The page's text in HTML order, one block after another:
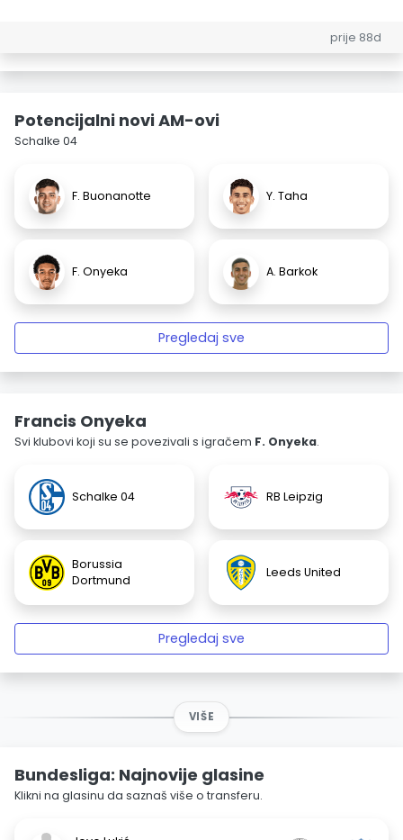
prije 88d
Potencijalni novi AM-ovi
Schalke 04
F. Buonanotte Y. Taha
F. Onyeka A. Barkok
Pregledaj sve
Francis Onyeka
Svi klubovi koji su se povezivali s igračem F. Onyeka.
Schalke 04 RB Leipzig
Borussia
Dortmund
Leeds United
Pregledaj sve
VIŠE
Bundesliga: Najnovije glasine
Klikni na glasinu da saznaš više o transferu.